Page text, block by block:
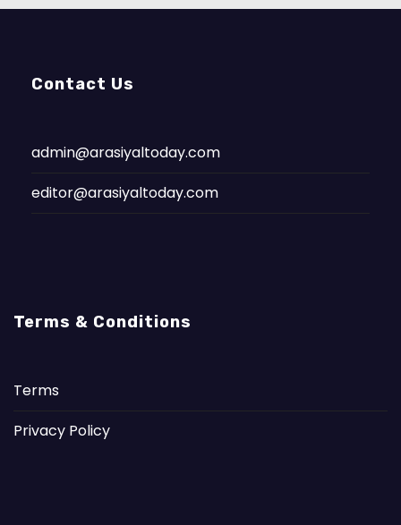
Contact Us
admin@arasiyaltoday.com
editor@arasiyaltoday.com
Terms & Conditions
Terms
Privacy Policy